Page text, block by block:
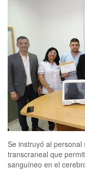
Se instruyó al
transcraneal que
sanguíneo en el